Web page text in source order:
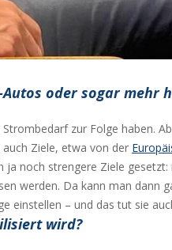
oder sogar mehr
zur Folge haben.
Ziele, etwa von der
ja noch strengere Ziele gesetzt:
werden. Da kann man dann
einstellen – und das tut sie
wird?